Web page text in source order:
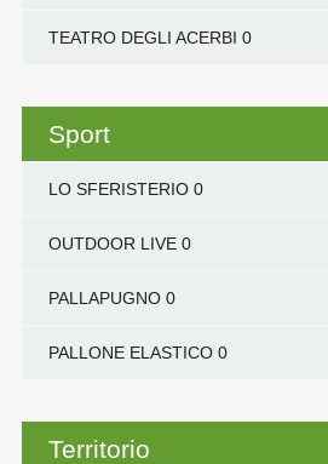
TEATRO DEGLI ACERBI 0
Sport
LO SFERISTERIO0
OUTDOOR LIVE0
PALLAPUGNO0
PALLONE ELASTICO0
Territorio